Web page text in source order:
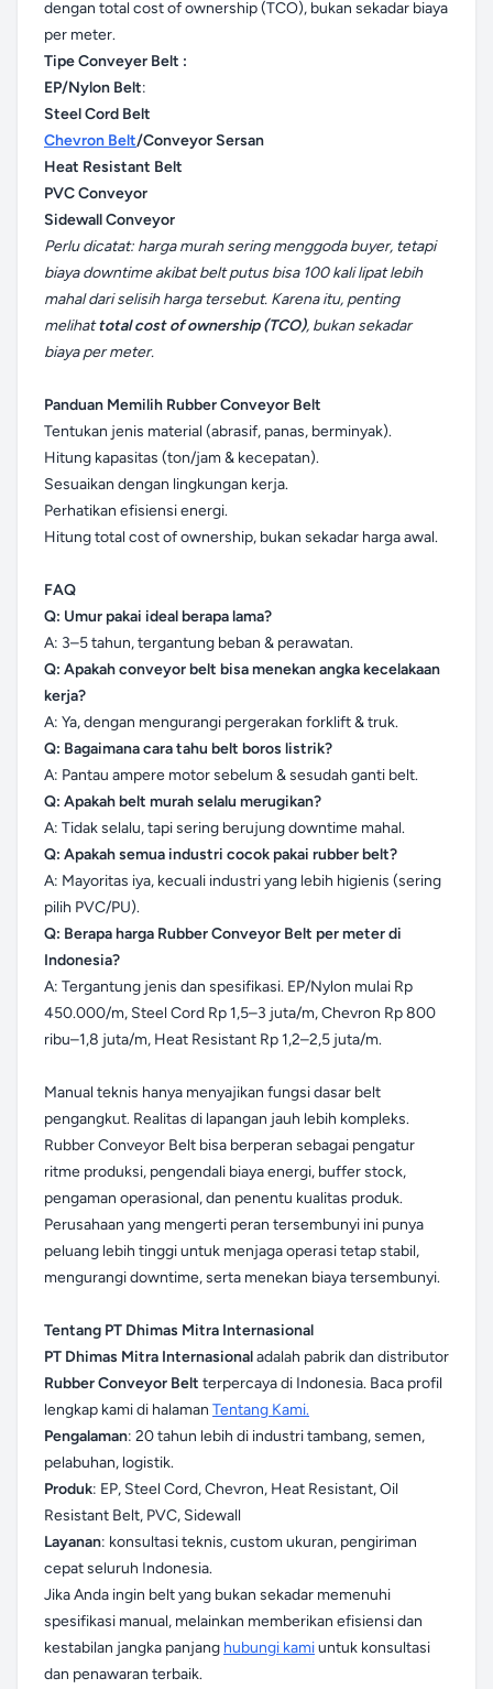
dengan total cost of ownership (TCO), bukan sekadar biaya
per meter.
Tipe Conveyer Belt :
EP/Nylon Belt:
Steel Cord Belt
Chevron Belt/Conveyor Sersan
Heat Resistant Belt
PVC Conveyor
Sidewall Conveyor
Perlu dicatat: harga murah sering menggoda buyer, tetapi
biaya downtime akibat belt putus bisa 100 kali lipat lebih
mahal dari selisih harga tersebut. Karena itu, penting
melihattotal cost of ownership (TCO), bukan sekadar
biaya per meter.
Panduan Memilih Rubber Conveyor Belt
Tentukan jenis material (abrasif, panas, berminyak).
Hitung kapasitas (ton/jam & kecepatan).
Sesuaikan dengan lingkungan kerja.
Perhatikan efisiensi energi.
Hitung total cost of ownership, bukan sekadar harga awal.
FAQ
Q: Umur pakai ideal berapa lama?
A: 3–5 tahun, tergantung beban & perawatan.
Q: Apakah conveyor belt bisa menekan angka kecelakaan
kerja?
A: Ya, dengan mengurangi pergerakan forklift & truk.
Q: Bagaimana cara tahu belt boros listrik?
A: Pantau ampere motor sebelum & sesudah ganti belt.
Q: Apakah belt murah selalu merugikan?
A: Tidak selalu, tapi sering berujung downtime mahal.
Q: Apakah semua industri cocok pakai rubber belt?
A: Mayoritas iya, kecuali industri yang lebih higienis (sering
pilih PVC/PU).
Q: Berapa harga Rubber Conveyor Belt per meter di
Indonesia?
A: Tergantung jenis dan spesifikasi. EP/Nylon mulai Rp
450.000/m, Steel Cord Rp 1,5–3 juta/m, Chevron Rp 800
ribu–1,8 juta/m, Heat Resistant Rp 1,2–2,5 juta/m.
Manual teknis hanya menyajikan fungsi dasar belt
pengangkut. Realitas di lapangan jauh lebih kompleks.
Rubber Conveyor Belt bisa berperan sebagai pengatur
ritme produksi, pengendali biaya energi, buffer stock,
pengaman operasional, dan penentu kualitas produk.
Perusahaan yang mengerti peran tersembunyi ini punya
peluang lebih tinggi untuk menjaga operasi tetap stabil,
mengurangi downtime, serta menekan biaya tersembunyi.
Tentang PT Dhimas Mitra Internasional
PT Dhimas Mitra Internasionaladalah pabrik dan distributor
Rubber Conveyor Belt terpercaya di Indonesia. Baca profil
lengkap kami di halaman Tentang Kami.
Pengalaman: 20 tahun lebih di industri tambang, semen,
pelabuhan, logistik.
Produk: EP, Steel Cord, Chevron, Heat Resistant, Oil
Resistant Belt, PVC, Sidewall
Layanan: konsultasi teknis, custom ukuran, pengiriman
cepat seluruh Indonesia.
Jika Anda ingin belt yang bukan sekadar memenuhi
spesifikasi manual, melainkan memberikan efisiensi dan
kestabilan jangka panjang hubungi kamiuntuk konsultasi
dan penawaran terbaik.